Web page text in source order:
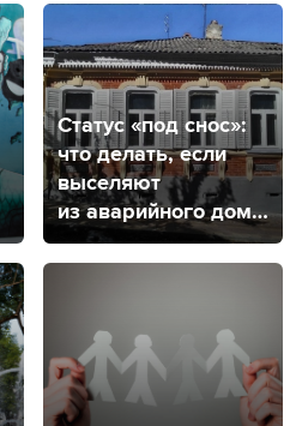
Статус «под снос»:
что делать, если
выселяют
из аварийного дома
и куда обратиться
в Ставрополе,
аварийным?